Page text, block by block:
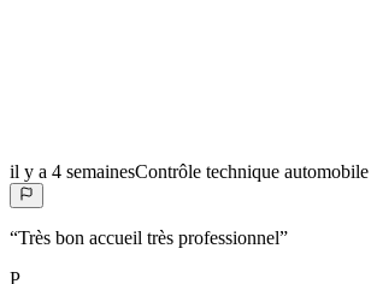
il y a 4 semainesContrôle technique automobile
“Très bon accueil très professionnel”
P